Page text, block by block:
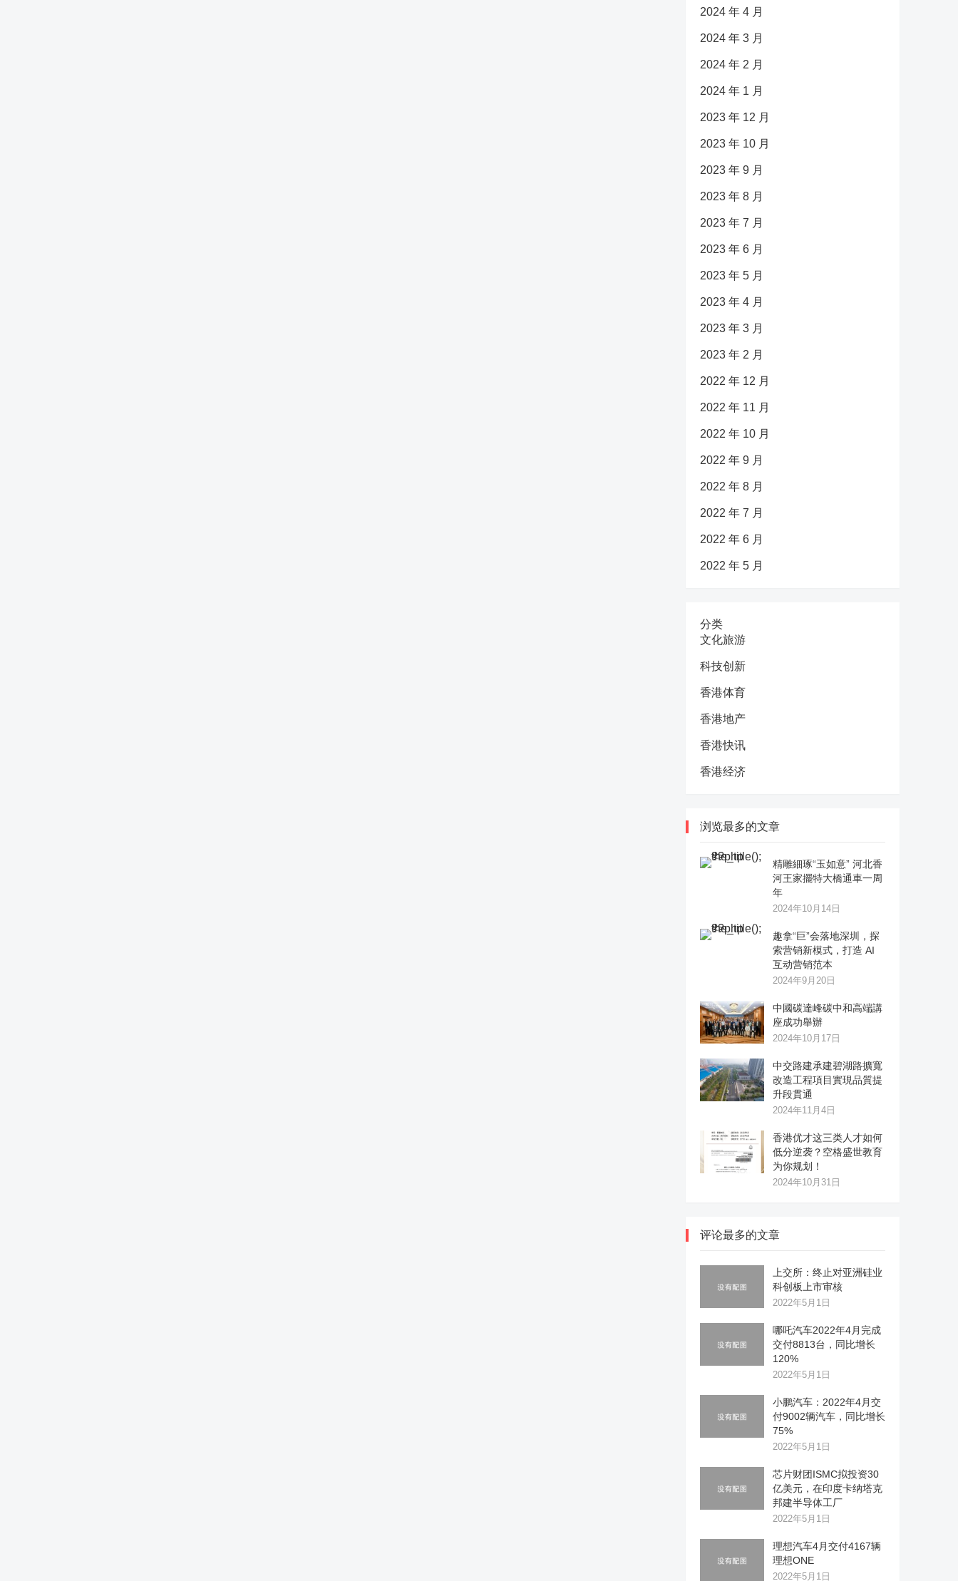
2024 年 4 月
2024 年 3 月
2024 年 2 月
2024 年 1 月
2023 年 12 月
2023 年 10 月
2023 年 9 月
2023 年 8 月
2023 年 7 月
2023 年 6 月
2023 年 5 月
2023 年 4 月
2023 年 3 月
2023 年 2 月
2022 年 12 月
2022 年 11 月
2022 年 10 月
2022 年 9 月
2022 年 8 月
2022 年 7 月
2022 年 6 月
2022 年 5 月
分类
文化旅游
科技创新
香港体育
香港地产
香港快讯
香港经济
浏览最多的文章
精雕細琢“玉如意” 河北香
河王家擺特大橋通車一周
年
2024年10月14日
趣拿“巨”会落地深圳，探
索营销新模式，打造 AI
互动营销范本
2024年9月20日
中國碳達峰碳中和高端講
座成功舉辦
2024年10月17日
中交路建承建碧湖路擴寬
改造工程項目實現品質提
升段貫通
2024年11月4日
香港优才这三类人才如何
低分逆袭？空格盛世教育
为你规划！
2024年10月31日
评论最多的文章
上交所：终止对亚洲硅业
科创板上市审核
2022年5月1日
哪吒汽车2022年4月完成
交付8813台，同比增长
120%
2022年5月1日
小鹏汽车：2022年4月交
付9002辆汽车，同比增长
75%
2022年5月1日
芯片财团ISMC拟投资30
亿美元，在印度卡纳塔克
邦建半导体工厂
2022年5月1日
理想汽车4月交付4167辆
理想ONE
2022年5月1日